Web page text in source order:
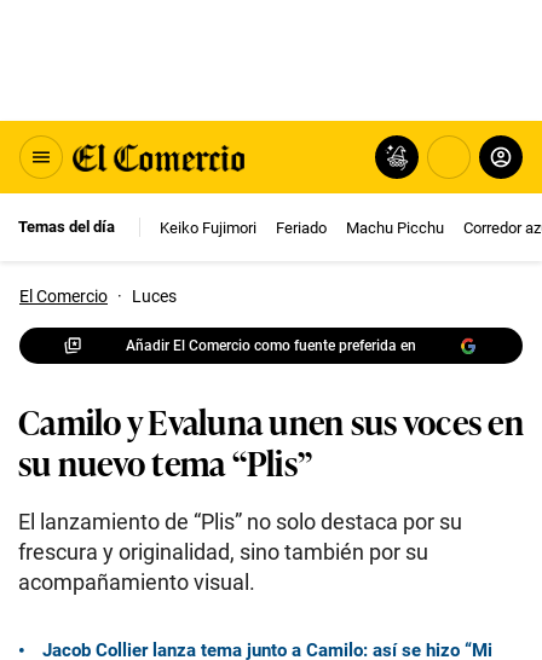
Temas del día Keiko Fujimori Feriado Machu Picchu Corredor
El Comercio · Luces
Añadir El Comercio como fuente preferida en
Camilo y Evaluna unen sus voces en
su nuevo tema “Plis”
El lanzamiento de “Plis” no solo destaca por su
frescura y originalidad, sino también por su
acompañamiento visual.
Jacob Collier lanza tema junto a Camilo: así se hizo “Mi